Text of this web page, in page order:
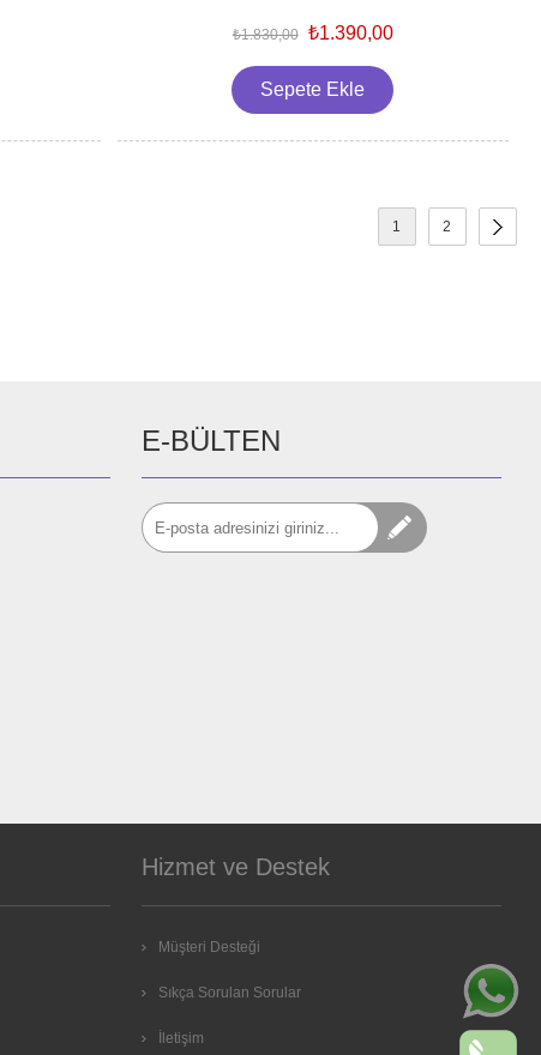
₺1.830,00 ₺1.390,00
1 2
E-BÜLTEN
Hizmet ve Destek
Müşteri Desteği
Sıkça Sorulan Sorular
İletişim